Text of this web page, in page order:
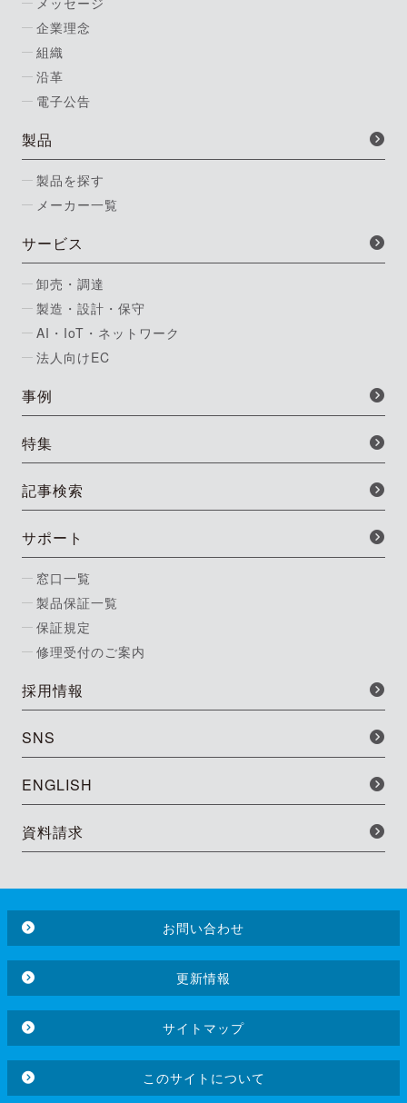
企業理念
組織
沿革
電子公告
製品
製品を探す
メーカー一覧
サービス
卸売・調達
製造・設計・保守
AI・IoT・ネットワーク
法人向けEC
事例
特集
記事検索
サポート
窓口一覧
製品保証一覧
保証規定
修理受付のご案内
採用情報
SNS
ENGLISH
資料請求
お問い合わせ
更新情報
サイトマップ
このサイトについて